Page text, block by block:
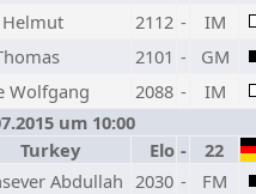
2112 - IM
2101 - GM
Wolfgang 2088 - IM
um 10:00
Turkey Elo - 22
Abdullah 2030 - FM